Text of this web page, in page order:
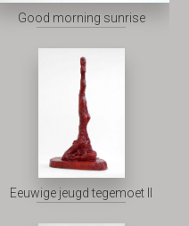
Good morning sunrise
Eeuwige jeugd tegemoet II